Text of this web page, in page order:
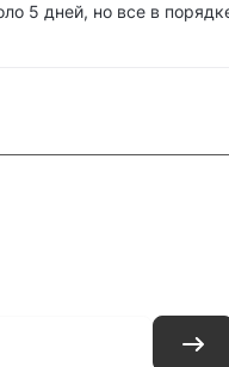
5 дней, но все в